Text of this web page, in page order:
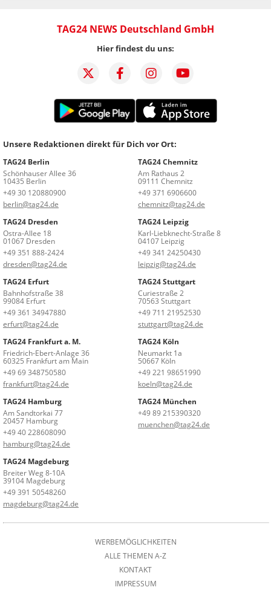
TAG24 NEWS Deutschland GmbH
Hier findest du uns:
Unsere Redaktionen direkt für Dich vor Ort:
TAG24 Berlin
Schönhauser Allee 36
10435 Berlin
+49 30 120880900
berlin@tag24.de
TAG24 Chemnitz
Am Rathaus 2
09111 Chemnitz
+49 371 6906600
chemnitz@tag24.de
TAG24 Dresden
Ostra-Allee 18
01067 Dresden
+49 351 888-2424
dresden@tag24.de
TAG24 Leipzig
Karl-Liebknecht-Straße 8
04107 Leipzig
+49 341 24250430
leipzig@tag24.de
TAG24 Erfurt
Bahnhofstraße 38
99084 Erfurt
+49 361 34947880
erfurt@tag24.de
TAG24 Stuttgart
Curiestraße 2
70563 Stuttgart
+49 711 21952530
stuttgart@tag24.de
TAG24 Frankfurt a. M.
Friedrich-Ebert-Anlage 36
60325 Frankfurt am Main
+49 69 348750580
frankfurt@tag24.de
TAG24 Köln
Neumarkt 1a
50667 Köln
+49 221 98651990
koeln@tag24.de
TAG24 Hamburg
Am Sandtorkai 77
20457 Hamburg
+49 40 228608090
hamburg@tag24.de
TAG24 München
+49 89 215390320
muenchen@tag24.de
TAG24 Magdeburg
Breiter Weg 8-10A
39104 Magdeburg
+49 391 50548260
magdeburg@tag24.de
WERBEMÖGLICHKEITEN
ALLE THEMEN A-Z
KONTAKT
IMPRESSUM